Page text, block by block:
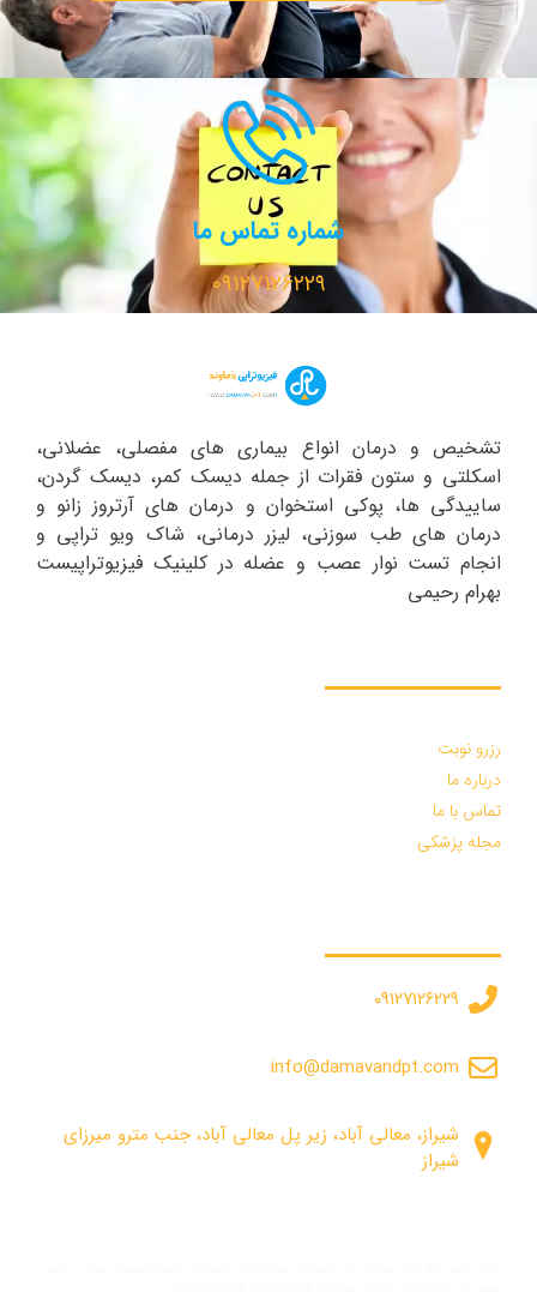
شماره تماس ما
۰۹۱۲۷۱۲۶۲۲۹
تشخیص و درمان انواع بیماری های مفصلی، عضلانی،
اسکلتی و ستون فقرات از جمله دیسک کمر، دیسک گردن،
ساییدگی ها، پوکی استخوان و درمان های آرتروز زانو و
درمان های طب سوزنی، لیزر درمانی، شاک ویو تراپی و
انجام تست نوار عصب و عضله در کلینیک فیزیوتراپیست
بهرام رحیمی
دسترسی سریع :
رزرو نوبت
درباره ما
تماس با ما
مجله پزشکی
۰۹۱۲۷۱۲۶۲۲۹
info@damavandpt.com
شیراز، معالی آباد، زیر پل معالی آباد، جنب مترو میرزای
شیراز